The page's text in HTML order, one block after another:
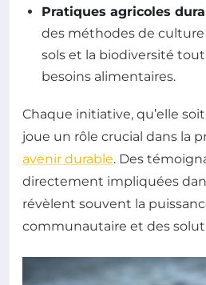
Pratiques agricoles
des méthodes de
sols et la biodiversité
besoins alimentaires.
Chaque initiative, qu’elle
joue un rôle crucial dans la
avenir durable. Des
directement impliquées
révèlent souvent la
communautaire et des